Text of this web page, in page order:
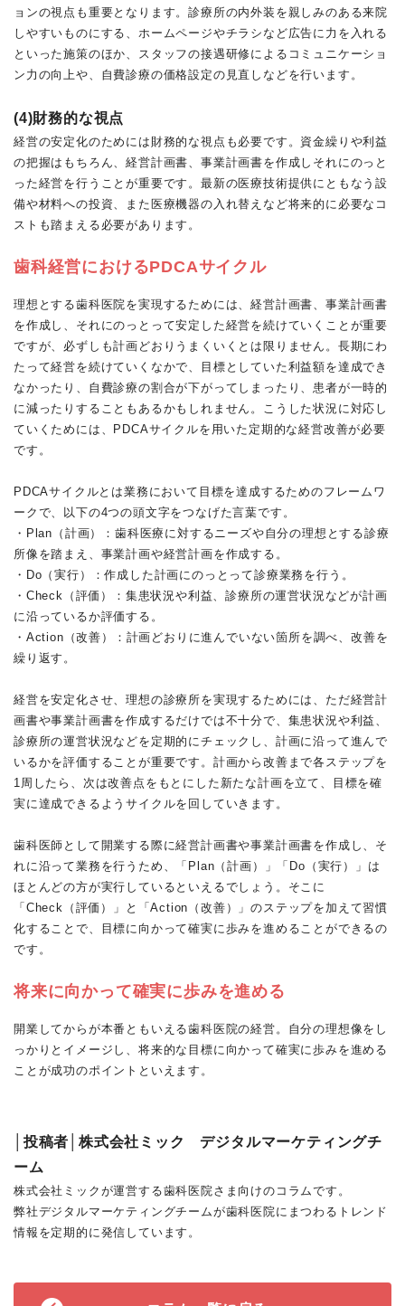
ョンの視点も重要となります。診療所の内外装を親しみのある来院
しやすいものにする、ホームページやチラシなど広告に力を入れる
といった施策のほか、スタッフの接遇研修によるコミュニケーショ
ン力の向上や、自費診療の価格設定の見直しなどを行います。
(4)財務的な視点
経営の安定化のためには財務的な視点も必要です。資金繰りや利益
の把握はもちろん、経営計画書、事業計画書を作成しそれにのっと
った経営を行うことが重要です。最新の医療技術提供にともなう設
備や材料への投資、また医療機器の入れ替えなど将来的に必要なコ
ストも踏まえる必要があります。
歯科経営におけるPDCAサイクル
理想とする歯科医院を実現するためには、経営計画書、事業計画書
を作成し、それにのっとって安定した経営を続けていくことが重要
ですが、必ずしも計画どおりうまくいくとは限りません。長期にわ
たって経営を続けていくなかで、目標としていた利益額を達成でき
なかったり、自費診療の割合が下がってしまったり、患者が一時的
に減ったりすることもあるかもしれません。こうした状況に対応し
ていくためには、PDCAサイクルを用いた定期的な経営改善が必要
です。
PDCAサイクルとは業務において目標を達成するためのフレームワ
ークで、以下の4つの頭文字をつなげた言葉です。
・Plan（計画）：歯科医療に対するニーズや自分の理想とする診療
所像を踏まえ、事業計画や経営計画を作成する。
・Do（実行）：作成した計画にのっとって診療業務を行う。
・Check（評価）：集患状況や利益、診療所の運営状況などが計画
に沿っているか評価する。
・Action（改善）：計画どおりに進んでいない箇所を調べ、改善を
繰り返す。
経営を安定化させ、理想の診療所を実現するためには、ただ経営計
画書や事業計画書を作成するだけでは不十分で、集患状況や利益、
診療所の運営状況などを定期的にチェックし、計画に沿って進んで
いるかを評価することが重要です。計画から改善まで各ステップを
1周したら、次は改善点をもとにした新たな計画を立て、目標を確
実に達成できるようサイクルを回していきます。
歯科医師として開業する際に経営計画書や事業計画書を作成し、そ
れに沿って業務を行うため、「Plan（計画）」「Do（実行）」は
ほとんどの方が実行しているといえるでしょう。そこに
「Check（評価）」と「Action（改善）」のステップを加えて習慣
化することで、目標に向かって確実に歩みを進めることができるの
です。
将来に向かって確実に歩みを進める
開業してからが本番ともいえる歯科医院の経営。自分の理想像をし
っかりとイメージし、将来的な目標に向かって確実に歩みを進める
ことが成功のポイントといえます。
│投稿者│株式会社ミック デジタルマーケティングチ
ーム
株式会社ミックが運営する歯科医院さま向けのコラムです。
弊社デジタルマーケティングチームが歯科医院にまつわるトレンド
情報を定期的に発信しています。